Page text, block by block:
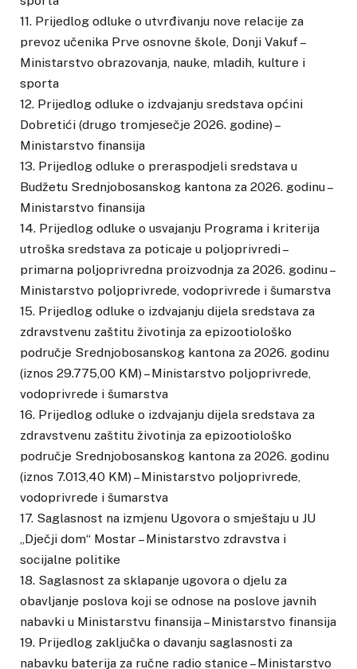
11. Prijedlog odluke o utvrđivanju nove relacije za
prevoz učenika Prve osnovne škole, Donji Vakuf –
Ministarstvo obrazovanja, nauke, mladih, kulture i
sporta
12. Prijedlog odluke o izdvajanju sredstava općini
Dobretići (drugo tromjesečje 2026. godine) –
Ministarstvo finansija
13. Prijedlog odluke o preraspodjeli sredstava u
Budžetu Srednjobosanskog kantona za 2026. godinu –
Ministarstvo finansija
14. Prijedlog odluke o usvajanju Programa i kriterija
utroška sredstava za poticaje u poljoprivredi –
primarna poljoprivredna proizvodnja za 2026. godinu –
Ministarstvo poljoprivrede, vodoprivrede i šumarstva
15. Prijedlog odluke o izdvajanju dijela sredstava za
zdravstvenu zaštitu životinja za epizootiološko
područje Srednjobosanskog kantona za 2026. godinu
(iznos 29.775,00 KM) – Ministarstvo poljoprivrede,
vodoprivrede i šumarstva
16. Prijedlog odluke o izdvajanju dijela sredstava za
zdravstvenu zaštitu životinja za epizootiološko
područje Srednjobosanskog kantona za 2026. godinu
(iznos 7.013,40 KM) – Ministarstvo poljoprivrede,
vodoprivrede i šumarstva
17. Saglasnost na izmjenu Ugovora o smještaju u JU
„Dječji dom“ Mostar – Ministarstvo zdravstva i
socijalne politike
18. Saglasnost za sklapanje ugovora o djelu za
obavljanje poslova koji se odnose na poslove javnih
nabavki u Ministarstvu finansija – Ministarstvo finansija
19. Prijedlog zaključka o davanju saglasnosti za
nabavku baterija za ručne radio stanice – Ministarstvo